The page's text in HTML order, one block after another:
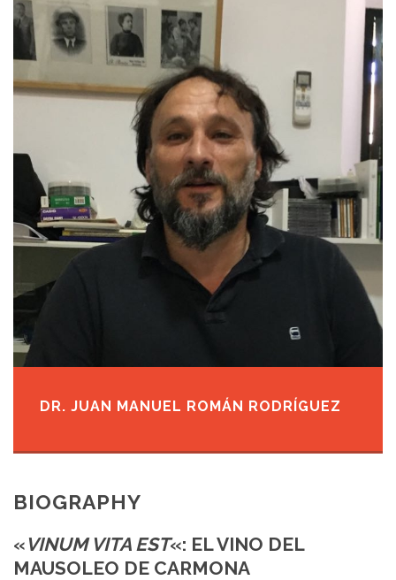
DR. JUAN MANUEL ROMÁN RODRÍGUEZ
BIOGRAPHY
«VINUM VITA EST«: EL VINO DEL
MAUSOLEO DE CARMONA